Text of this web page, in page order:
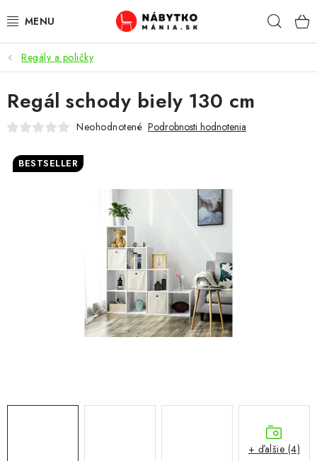
na
VÝPREDAJ
NOVINKY
OBÝVACIA IZBA
KUCHYŇA
PRACOVŇA / KANCELÁRIA
Regály a poličky
Regál schody biely 130 cm
Neohodnotené Podrobnosti hodnotenia
BESTSELLER
+ ďalšie (4)